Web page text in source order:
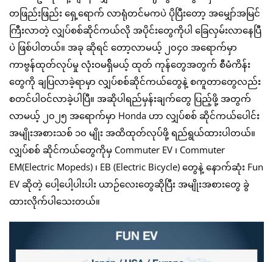
တဖြည်းဖြည်း ရှေ့ရောက် လာရုံတင်မကပဲ ပိုပြီးတော့ အမျှော်အမြင်
ကြီးလာတဲ့ လျှပ်စစ်ဆိုင်ကယ်လို အပိုင်းတွေကိုပါ ခြေလှမ်းလာနေပြီ
ပဲ ဖြစ်ပါတယ်။ အခု ဆိုရင် တော့လာမယ့် ၂၀၄၀ အရောက်မှာ
ကာဗွန်ထုတ်လုပ်မှု လုံးဝမရှ်ိမယ့် ထုတ် ကုန်တွေအတွက် စီမံကိန်း
တွေကို ချပြလာခဲ့ရာမှာ လျှပ်စစ်ဆိုင်ကယ်တွေနဲ့ စကူတာတွေလည်း
စတင်ပါဝင်လာခဲ့ပါပြီ။ အဆိုပါရည်မှန်းချက်တွေ ပြည့်ဖို့ အတွက်
လာမယ့် ၂၀၂၅ အရောက်မှာ Honda ဟာ လျှပ်စစ် ဆိုင်ကယ်ပေါင်း
အမျိုးအစားသစ် ၁၀ မျိုး အထိထုတ်လုပ်ဖို့ ရည်ရွယ်ထားပါတယ်။
လျှပ်စစ် ဆိုင်ကယ်တွေကိုမှ Commuter EV ၊ Commuter
EM(Electric Mopeds) ၊ EB (Electric Bicycle) တွေနဲ့ နောက်ဆုံး Fun
EV ဆိုတဲ့ ပေါ့ပေါ့ပါးပါး ယာဉ်လေးတွေဆိုပြီး အမျိုးအစားတွေ ခွဲ
ထားလိုက်ပါသေးတယ်။